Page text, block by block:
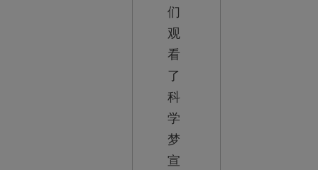
们
观
看
了
科
学
梦
宣